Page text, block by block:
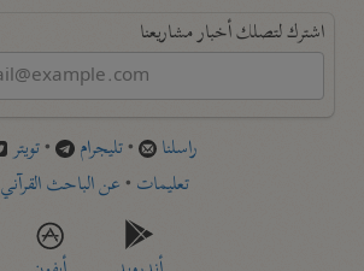
اشترك لتصلك أخبار مشاريعنا
راسلنا •تليجرام •تويتر
تعليمات •عن الباحث القرآني